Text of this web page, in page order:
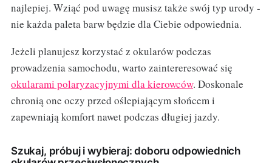
najlepiej. Wziąć pod uwagę musisz także swój typ urody -
nie każda paleta barw będzie dla Ciebie odpowiednia.
Jeżeli planujesz korzystać z okularów podczas
prowadzenia samochodu, warto zaintereresować się
okularami polaryzacyjnymi dla kierowców. Doskonale
chronią one oczy przed oślepiającym słońcem i
zapewniają komfort nawet podczas długiej jazdy.
Szukaj, próbuj i wybieraj: doboru odpowiednich